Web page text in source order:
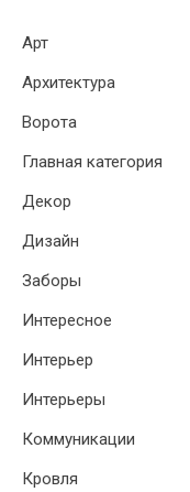
Арт
Архитектура
Ворота
Главная категория
Декор
Дизайн
Заборы
Интересное
Интерьер
Интерьеры
Коммуникации
Кровля